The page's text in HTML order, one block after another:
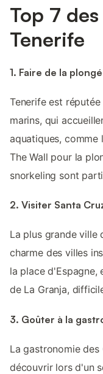
Top 7
Tenerife
1. Faire de la
Tenerife est
marins, qui
aquatiques, comme
The Wall pour la
snorkeling sont
2. Visiter Santa
La plus grande ville
charme des villes
la place
de La Granja,
3. Goûter à la
La gastronomie des
découvrir lors d'un